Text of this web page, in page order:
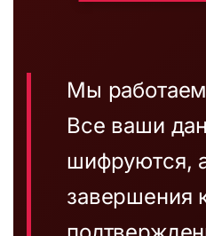
Мы
Все ваши
шифруются,
завершения